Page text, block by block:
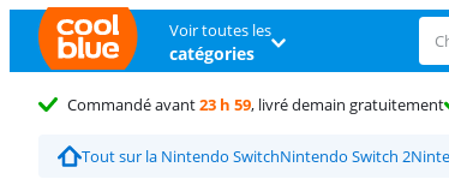
Voir toutes les
catégories
Commandé avant23 h 59, livré demain gratuitement
Tout sur la Nintendo SwitchNintendo Switch 2